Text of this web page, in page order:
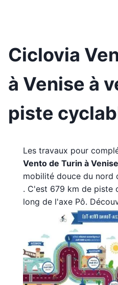
Ciclovia
à Venise à
piste
Les travaux pour
Vento de Turin à Venise
mobilité douce du nord
. C'est 679 km de piste
long de l'axe Pô.